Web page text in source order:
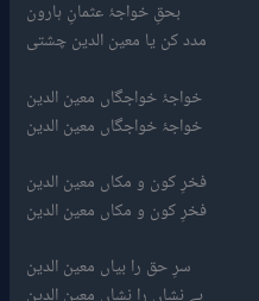
بحقِ خواجۂ عثمانِ ہارون
مدد کن یا معین الدین چشتی
خواجۂ خواجگاں معین الدین
خواجۂ خواجگاں معین الدین
فخرِ کون و مکاں معین الدین
فخرِ کون و مکاں معین الدین
سرِ حق را بیاں معین الدین
بے نشاں را نشاں معین الدین